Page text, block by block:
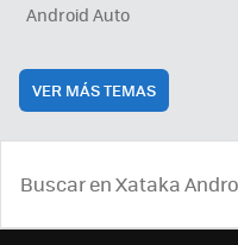
Android Auto
VER MÁS TEMAS